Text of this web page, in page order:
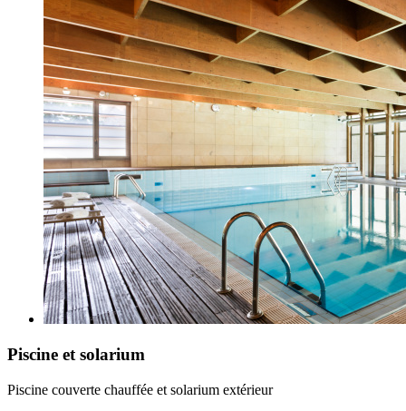
Piscine et solarium
Piscine couverte chauffée et solarium extérieur